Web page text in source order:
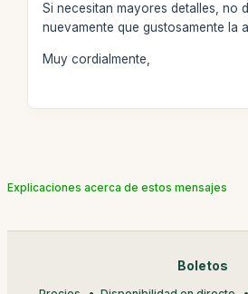
Si necesitan mayores detalles, no
nuevamente que gustosamente la
Muy cordialmente,
Explicaciones acerca de estos mensajes
Boletos